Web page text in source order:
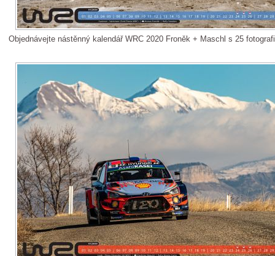
Objednávejte nástěnný kalendář WRC 2020 Froněk + Maschl s 25